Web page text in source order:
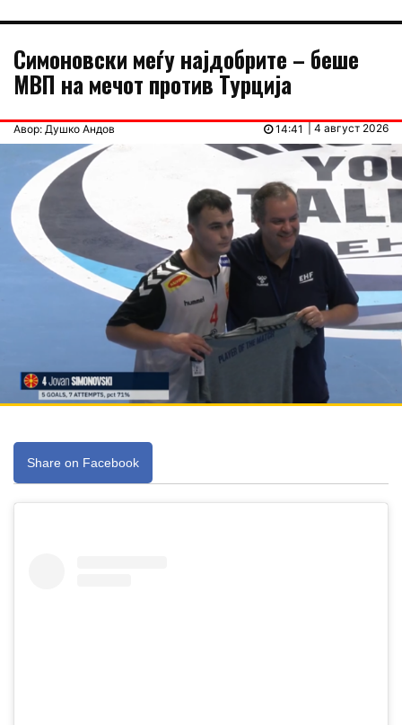
Симоновски меѓу најдобрите – беше
МВП на мечот против Турција
Авор: Душко Андов | 4 август 2026
14:41
Share on Facebook